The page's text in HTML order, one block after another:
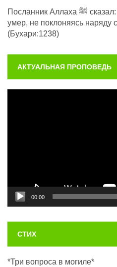
Посланник Аллаха ﷺ сказал: «Войдёт в Рай тот, кто
умер, не поклоняясь наряду
(Бухари:1238)
АКТУАЛЬНАЯ ПРОПОВЕДЬ
00:00
СТИХ
*Три вопроса в могиле*